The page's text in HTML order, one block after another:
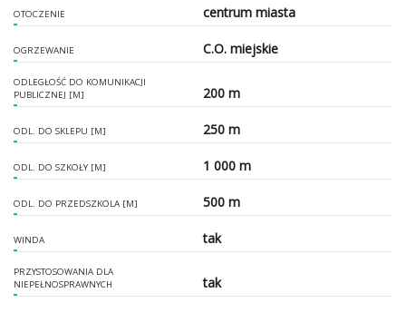
OTOCZENIE centrum miasta
OGRZEWANIE C.O. miejskie
ODLEGŁOŚĆ DO KOMUNIKACJI
PUBLICZNEJ [M]
200 m
ODL. DO SKLEPU [M] 250 m
ODL. DO SZKOŁY [M] 1 000 m
ODL. DO PRZEDSZKOLA [M] 500 m
WINDA tak
PRZYSTOSOWANIA DLA
NIEPEŁNOSPRAWNYCH
tak